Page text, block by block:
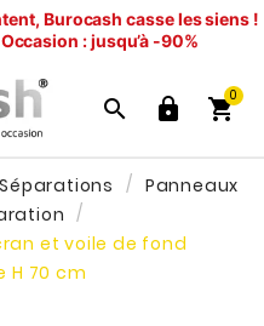
Burocash casse les siens !
Occasion : jusqu’à -90%
  
0
Séparations
Panneaux
et voile de fond
H 70 cm